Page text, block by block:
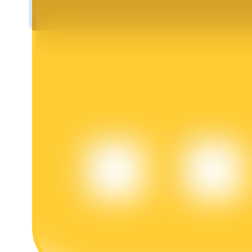
Layanan pinjaman yang didukung Crypto